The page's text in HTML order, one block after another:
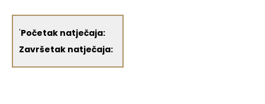
'Početak natječaja:
Završetak natječaja: